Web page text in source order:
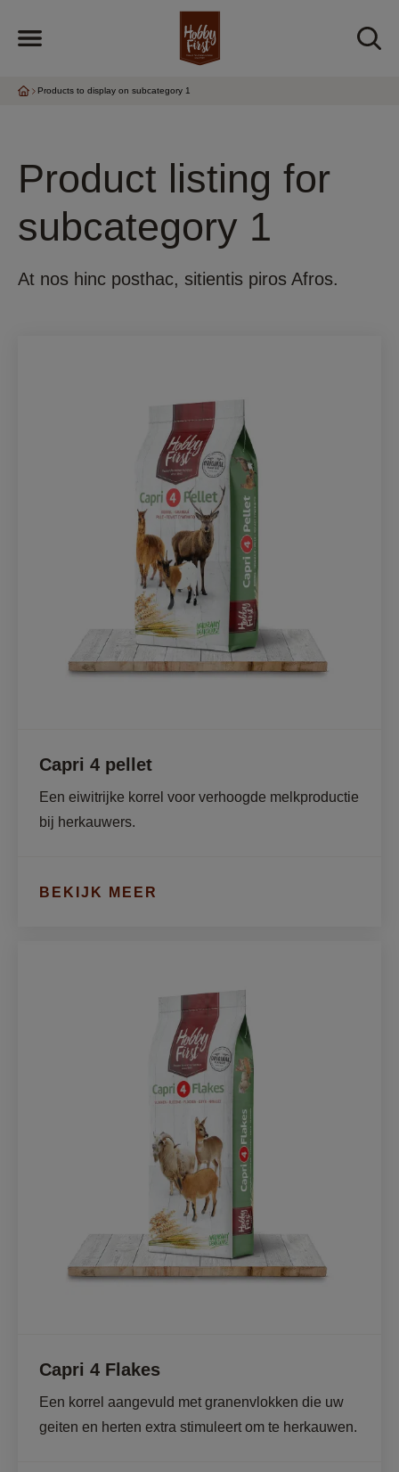
Products to display on subcategory 1
Product listing for
subcategory 1
At nos hinc posthac, sitientis piros Afros.
Capri 4 pellet
Een eiwitrijke korrel voor verhoogde melkproductie
bij herkauwers.
BEKIJK MEER
Capri 4 Flakes
Een korrel aangevuld met granenvlokken die uw